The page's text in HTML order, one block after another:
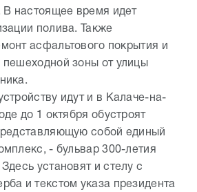
В настоящее время идет
полива. Также
асфальтового покрытия и
пешеходной зоны от улицы
идут и в Калаче-на-
до 1 октября обустроят
собой единый
- бульвар 300-летия
установят и стелу с
и текстом указа президента